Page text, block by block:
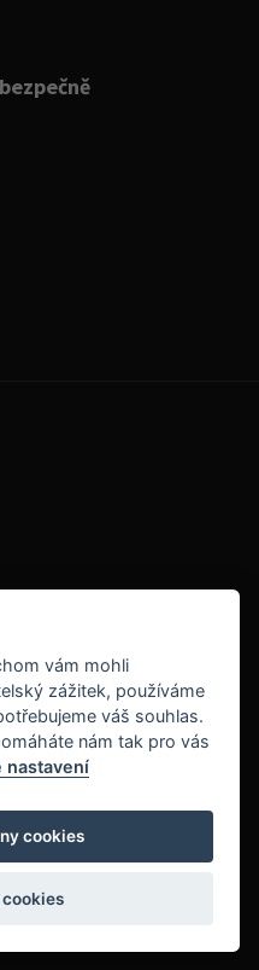
vám mohli
zážitek, používáme
váš souhlas.
nám tak pro vás
nastavení
cookies